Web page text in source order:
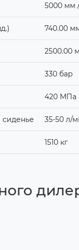
5000 мм
740.00
2500.00
330 бар
420 МПа
35-50 л/
1510 кг